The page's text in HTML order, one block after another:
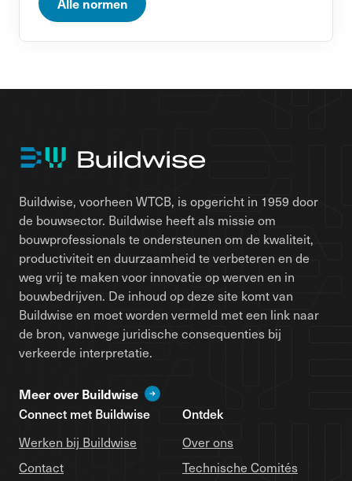
Buildwise, voorheen WTCB, is opgericht in 1959 door
de bouwsector. Buildwise heeft als missie om
bouwprofessionals te ondersteunen om de kwaliteit,
productiviteit en duurzaamheid te verbeteren en de
weg vrij te maken voor innovatie op werven en in
bouwbedrijven. De inhoud op deze site komt van
Buildwise en moet worden vermeld met een link naar
de bron, vanwege juridische consequenties bij
verkeerde interpretatie.
Meer over Buildwise
Connect met Buildwise
Werken bij Buildwise
Contact
Ontdek
Over ons
Technische Comités